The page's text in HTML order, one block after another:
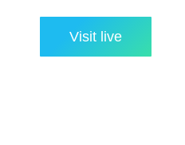
Visit live